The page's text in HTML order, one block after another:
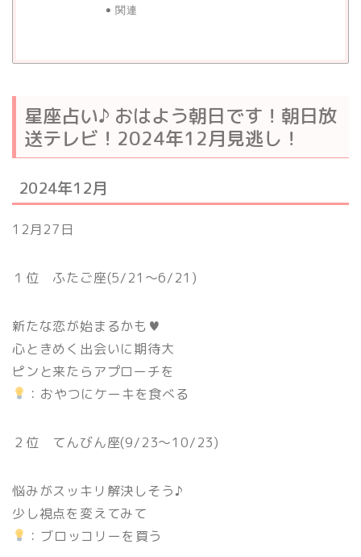
関連
星座占い♪ おはよう朝日です！朝日放
送テレビ！2024年12月見逃し！
2024年12月
12月27日
１位 ふたご座(5/21〜6/21)
新たな恋が始まるかも♥
心ときめく出会いに期待大
ピンと来たらアプローチを
：おやつにケーキを食べる
２位 てんびん座(9/23〜10/23)
悩みがスッキリ解決しそう♪
少し視点を変えてみて
：ブロッコリーを買う